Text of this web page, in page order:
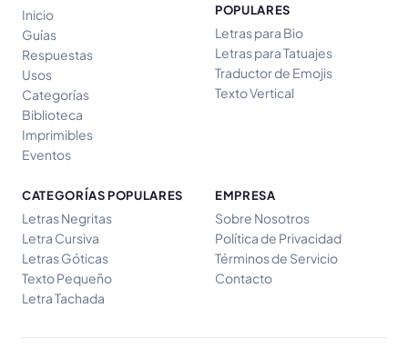
Inicio
Guías
Respuestas
Usos
Categorías
Biblioteca
Imprimibles
Eventos
POPULARES
Letras para Bio
Letras para Tatuajes
Traductor de Emojis
Texto Vertical
CATEGORÍAS POPULARES
Letras Negritas
Letra Cursiva
Letras Góticas
Texto Pequeño
Letra Tachada
EMPRESA
Sobre Nosotros
Política de Privacidad
Términos de Servicio
Contacto